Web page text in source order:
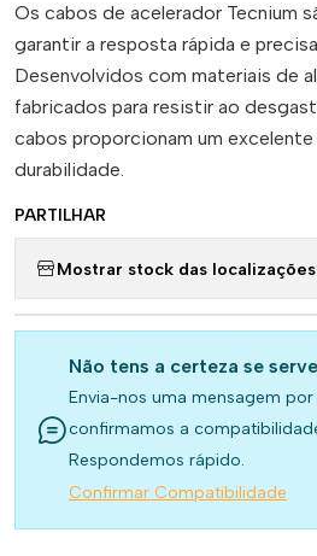
Os cabos de acelerador Tecnium
garantir a resposta rápida e
Desenvolvidos com materiais de
fabricados para resistir ao
cabos proporcionam um
durabilidade.
PARTILHAR
Mostrar stock das localizações
Não tens a certeza se
Envia-nos uma mensagem
confirmamos a
Respondemos rápido.
Confirmar Compatibilidade